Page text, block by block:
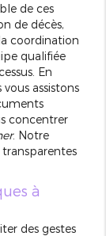
de ces
de décès,
coordination
qualifiée
En
assistons
concentrer
. Notre
à
des gestes